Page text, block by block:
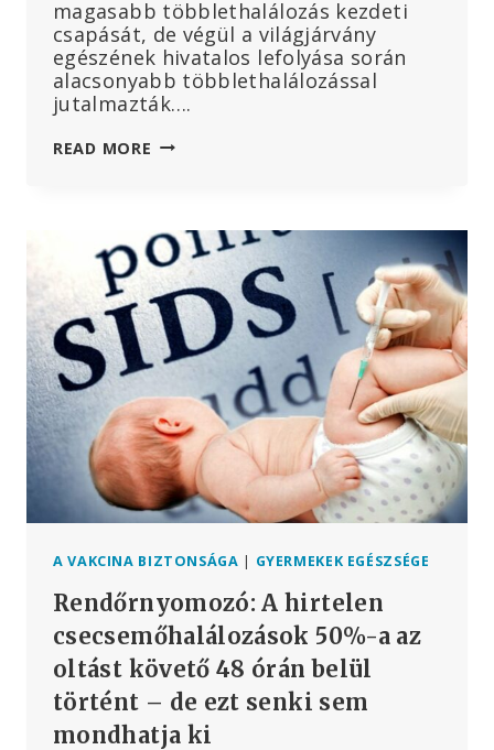
magasabb többlethalálozás kezdeti
csapását, de végül a világjárvány
egészének hivatalos lefolyása során
alacsonyabb többlethalálozással
jutalmazták….
READ MORE HA
ZUHANNAK
A
SVÉD
SZÜLETÉSI
ARÁNYOK?
A VAKCINA BIZTONSÁGA | GYERMEKEK EGÉSZSÉGE
Rendőrnyomozó: A hirtelen
csecsemőhalálozások 50%-a az
oltást követő 48 órán belül
történt – de ezt senki sem
mondhatja ki